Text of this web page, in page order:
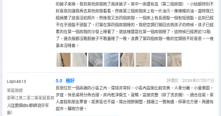
的被子來換，我到其他房間抱了兩床被子，其中一床還有血（第二個房間），小姑娘特別不
好意思的讓我再去其他房間看看，然後第三個房間床上有一片油污，像辣條的油，當時我已
經繞暈了這張沒拍照片，然後我又去四個房間，一個床上有長頭髮一個有短頭髮，此刻已經
不在乎頭髮不頭髮了，打算在第四個房間睡的，我把空調打開回去抱孩子的時候，孩子已經
累的在第一個房間的沙發上睡著了，就這樣還是在第一個房間睡了，這時候已經將近12點
了，連衣服都沒敢脱被子不敢蓋睡了一晚。浪費了第四個房間一晚的空調很不好意思。一夜
基本沒睡着。
Liqin4613
家庭旅遊
豪華江景二室二衞家庭套房
（江景陽台+舒適沙發客
廳）
入住於2026年07月
5.0 極好
評價於：2026年07月07日
民宿位於一個高端的小區之內，環境非常好，小區內設施比較完善，人車分離，小童樂園，
步道，休息桌椅分佈合理。房內乾淨衞生，寬暢，設施完整（除了洗衣機），適合自駕，家
人度假和朋友聚會，距景區也不遠，陽台視野開闊，錢塘江一覽無遺，停車也方便。周邊有
超市，購物方便。